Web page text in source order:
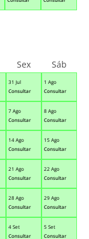
31 Jul
Consultar
1 Ago
Consultar
7 Ago
Consultar
8 Ago
Consultar
14 Ago
Consultar
15 Ago
Consultar
21 Ago
Consultar
22 Ago
Consultar
28 Ago
Consultar
29 Ago
Consultar
4 Set
Consultar
5 Set
Consultar
Sex Sáb